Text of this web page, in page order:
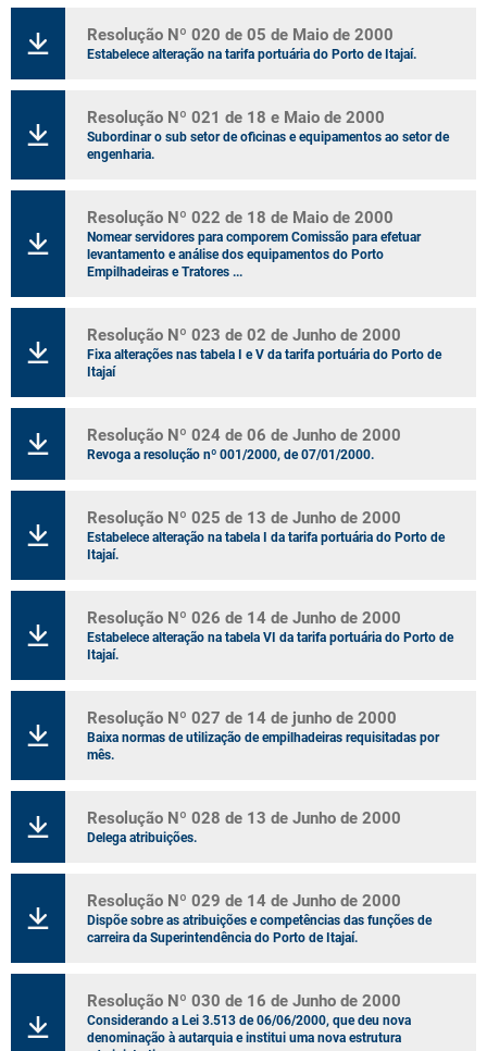
Resolução Nº 020 de 05 de Maio de 2000
Estabelece alteração na tarifa portuária do Porto de Itajaí.
Resolução Nº 021 de 18 e Maio de 2000
Subordinar o sub setor de oficinas e equipamentos ao setor de
engenharia.
Resolução Nº 022 de 18 de Maio de 2000
Nomear servidores para comporem Comissão para efetuar
levantamento e análise dos equipamentos do Porto
Empilhadeiras e Tratores ...
Resolução Nº 023 de 02 de Junho de 2000
Fixa alterações nas tabela I e V da tarifa portuária do Porto de
Itajaí
Resolução Nº 024 de 06 de Junho de 2000
Revoga a resolução nº 001/2000, de 07/01/2000.
Resolução Nº 025 de 13 de Junho de 2000
Estabelece alteração na tabela I da tarifa portuária do Porto de
Itajaí.
Resolução Nº 026 de 14 de Junho de 2000
Estabelece alteração na tabela VI da tarifa portuária do Porto de
Itajaí.
Resolução Nº 027 de 14 de junho de 2000
Baixa normas de utilização de empilhadeiras requisitadas por
mês.
Resolução Nº 028 de 13 de Junho de 2000
Delega atribuições.
Resolução Nº 029 de 14 de Junho de 2000
Dispõe sobre as atribuições e competências das funções de
carreira da Superintendência do Porto de Itajaí.
Resolução Nº 030 de 16 de Junho de 2000
Considerando a Lei 3.513 de 06/06/2000, que deu nova
denominação à autarquia e institui uma nova estrutura